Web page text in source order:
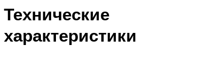
Технические
характеристики